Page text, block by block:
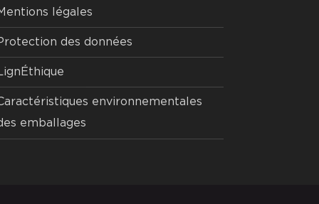
légales
des données
environnementales
emballages